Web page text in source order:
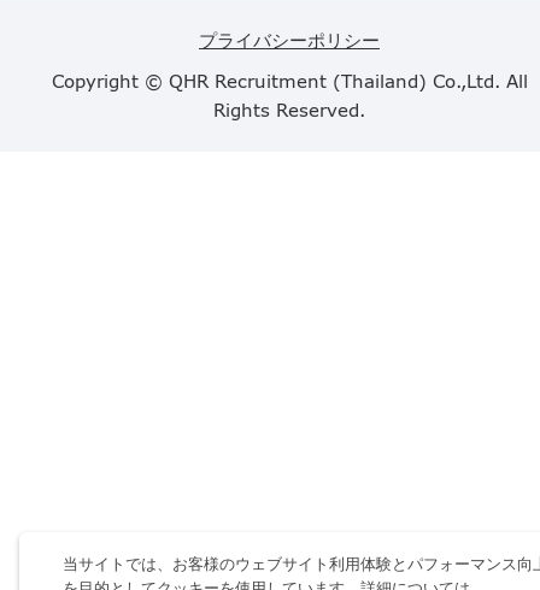
プライバシーポリシー
Copyright © QHR Recruitment (Thailand) Co.,Ltd. All
Rights Reserved.
当サイトでは、お客様のウェブサイト利用体験とパフォーマンス向